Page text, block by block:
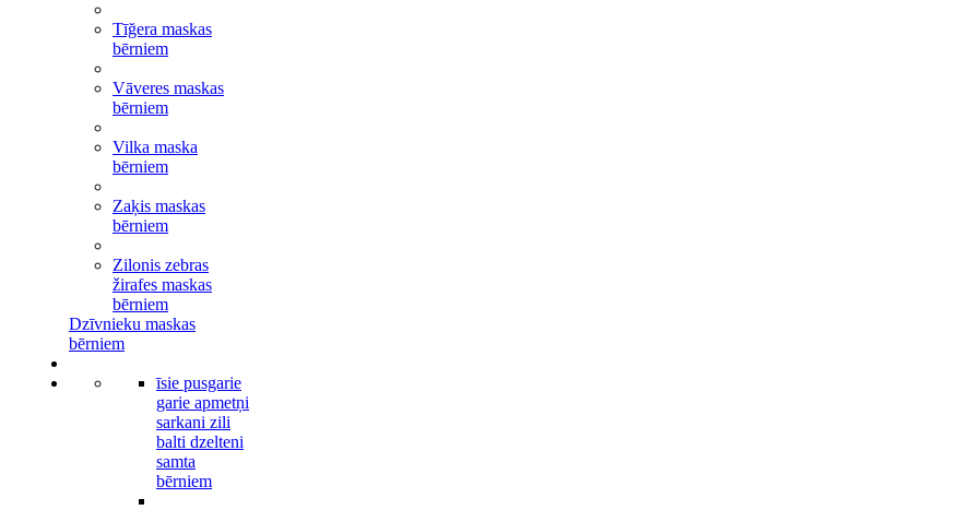
Tīğera maskas
bērniem
Vāveres maskas
bērniem
Vilka maska
bērniem
Zaķis maskas
bērniem
Zilonis zebras
žirafes maskas
bērniem
Dzīvnieku maskas
bērniem
īsie pusgarie
garie apmetņi
sarkani zili
balti dzelteni
samta
bērniem